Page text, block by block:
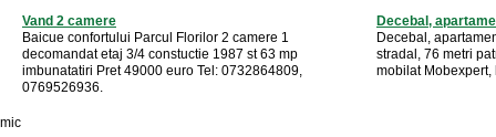
Vand 2 camere
Baicue confortului Parcul Florilor 2 camere 1
decomandat etaj 3/4 constuctie 1987 st 63 mp
imbunatatiri Pret 49000 euro Tel: 0732864809,
0769526936.
Decebal,
Decebal,
stradal, 76 metri
mobilat Mobexpert,
mic